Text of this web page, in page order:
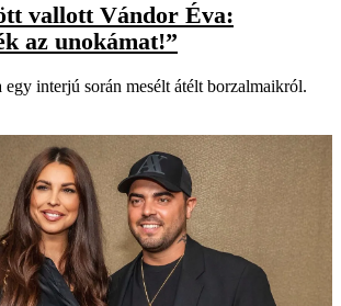
vallott Vándor Éva:
az unokámat!”
egy interjú során mesélt átélt borzalmaikról.